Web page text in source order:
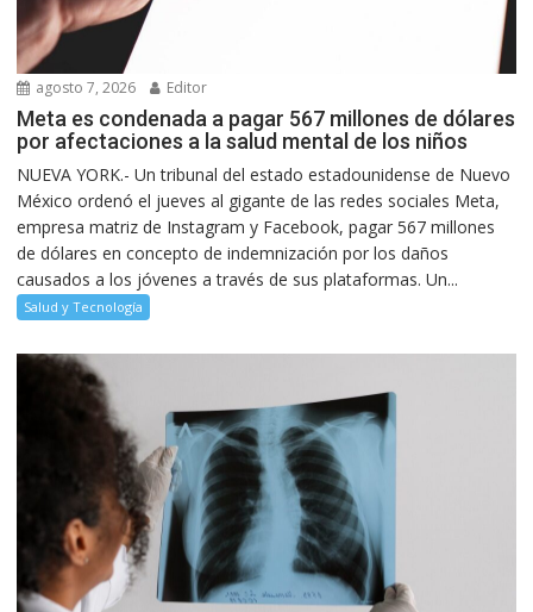
agosto 7, 2026 Editor
Meta es condenada a pagar 567 millones de dólares
por afectaciones a la salud mental de los niños
NUEVA YORK.- Un tribunal del estado estadounidense de Nuevo
México ordenó el jueves al gigante de las redes sociales Meta,
empresa matriz de Instagram y Facebook, pagar 567 millones
de dólares en concepto de indemnización por los daños
causados a los jóvenes a través de sus plataformas. Un...
Salud y Tecnología